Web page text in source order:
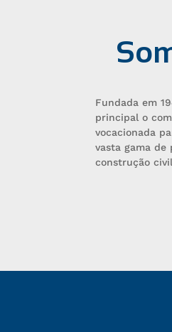
Fundada em
principal o
vocacionada
vasta gama
construção